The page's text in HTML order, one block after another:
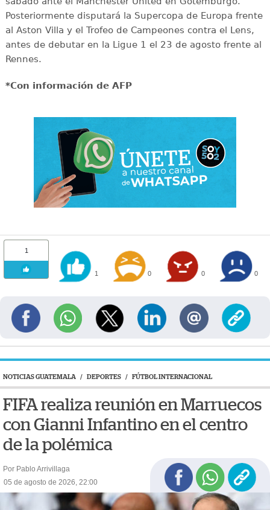
Posteriormente disputará la Supercopa de Europa frente
al Aston Villa y el Trofeo de Campeones contra el Lens,
antes de debutar en la Ligue 1 el 23 de agosto frente al
Rennes.
*Con información de AFP
1
1 0 0 0
NOTICIAS GUATEMALA / DEPORTES / FÚTBOL INTERNACIONAL
FIFA realiza reunión en Marruecos
con Gianni Infantino en el centro
de la polémica
Por Pablo Arrivillaga
05 de agosto de 2026, 22:00